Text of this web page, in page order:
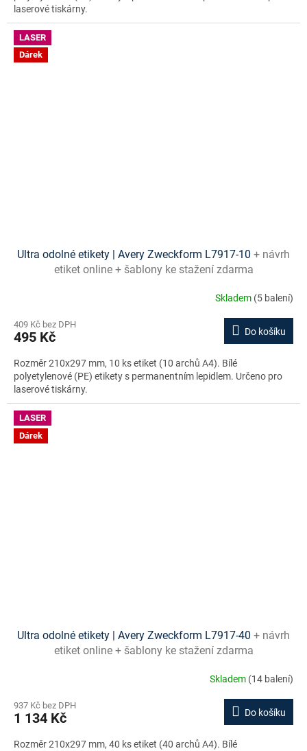
laserové tiskárny.
LASER
Dárek
Ultra odolné etikety | Avery Zweckform L7917-10 + návrh
etiket online + šablony ke stažení zdarma
Skladem (5 balení)
409 Kč bez DPH
495 Kč Do košíku
Rozměr 210x297 mm, 10 ks etiket (10 archů A4). Bílé
polyetylenové (PE) etikety s permanentním lepidlem. Určeno pro
laserové tiskárny.
LASER
Dárek
Ultra odolné etikety | Avery Zweckform L7917-40 + návrh
etiket online + šablony ke stažení zdarma
Skladem (14 balení)
937 Kč bez DPH
1 134 Kč Do košíku
Rozměr 210x297 mm, 40 ks etiket (40 archů A4). Bílé